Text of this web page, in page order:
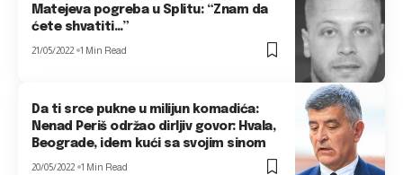
Matejeva pogreba u Splitu: “Znam da
ćete shvatiti…”
21/05/2022 1 Min Read
Da ti srce pukne u milijun komadića:
Nenad Periš održao dirljiv govor: Hvala,
Beograde, idem kući sa svojim sinom
20/05/2022 1 Min Read